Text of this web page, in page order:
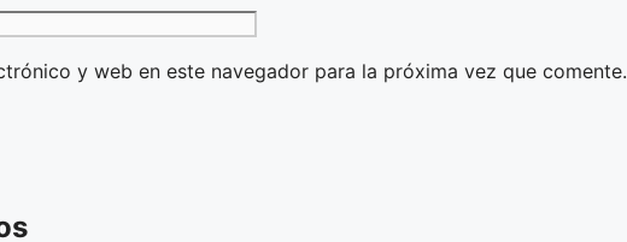
y web en este navegador para la próxima vez que comente.